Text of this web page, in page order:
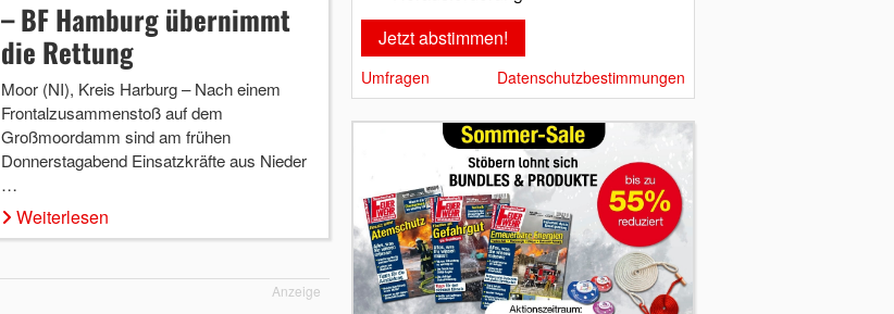
– BF Hamburg übernimmt
die Rettung
Moor (NI), Kreis Harburg – Nach einem
Frontalzusammenstoß auf dem
Großmoordamm sind am frühen
Donnerstagabend Einsatzkräfte aus Nieder
…
Weiterlesen
Anzeige
Umfragen Datenschutzbestimmungen